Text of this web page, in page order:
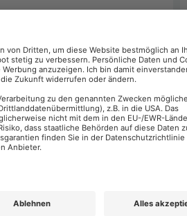
JETZT ANMELDEN >